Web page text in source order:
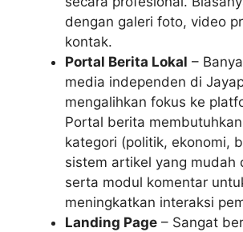
dengan galeri foto, video
kontak.
Portal Berita Lokal –
media independen di
mengalihkan fokus ke
Portal berita
kategori (politik, ekonomi,
sistem artikel yang mudah
serta modul komentar
meningkatkan interaksi
Landing Page – Sangat